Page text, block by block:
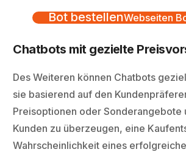
Bot bestellenWebseiten
Chatbots mit gezielte
Des Weiteren können Chatbots
sie basierend auf den
Preisoptionen oder
Kunden zu überzeugen, eine
Wahrscheinlichkeit eines